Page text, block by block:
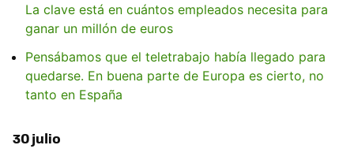
La clave está en cuántos empleados necesita para
ganar un millón de euros
Pensábamos que el teletrabajo había llegado para
quedarse. En buena parte de Europa es cierto, no
tanto en España
30 julio